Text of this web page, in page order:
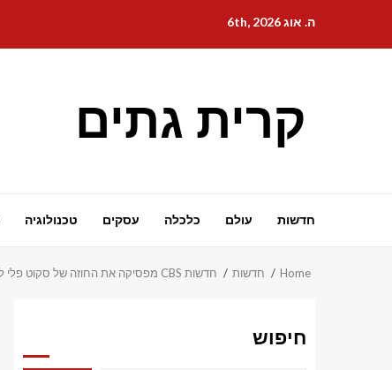
content
ה. אוג 6th, 2026
קרית גתים
חדשות עולם כלכלה עסקים טכנולוגיה
Home חדשות חדשות CBS מפסיקה את החוזה של סקוט פלי לאחר עימות מילולי עם המפיק הבכיר החדש של '60 דקות'
חיפוש